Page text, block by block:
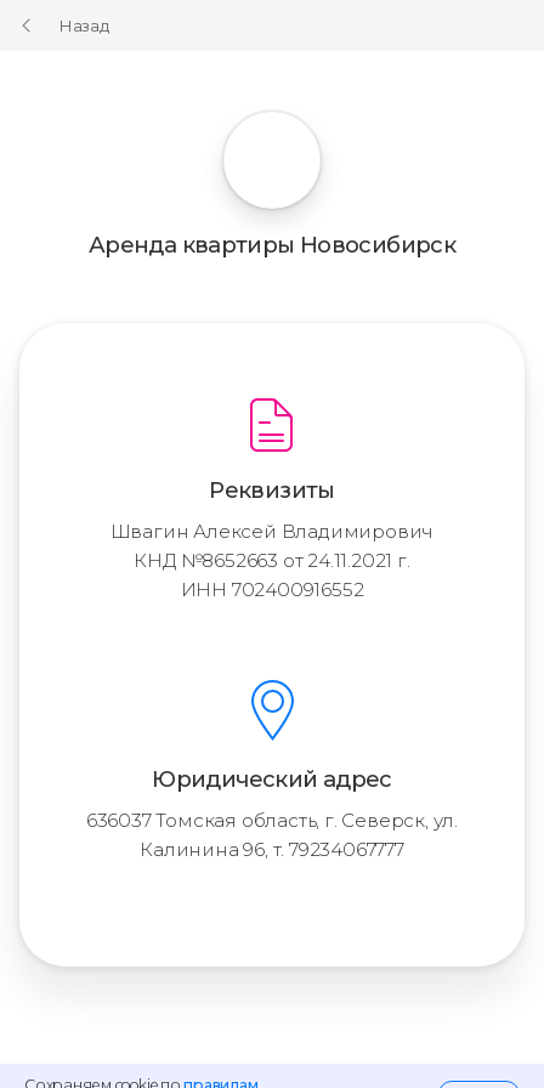
Назад
Аренда квартиры Новосибирск
Реквизиты
Швагин Алексей Владимирович
КНД №8652663 от 24.11.2021 г.
ИНН 702400916552
Юридический адрес
636037 Томская область, г. Северск, ул.
Калинина 96, т. 79234067777